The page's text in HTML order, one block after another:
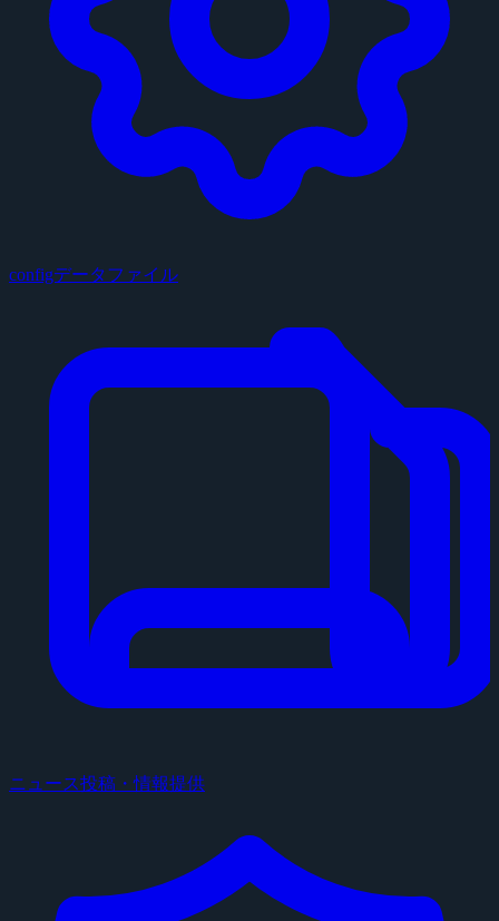
configデータファイル
ニュース投稿・情報提供